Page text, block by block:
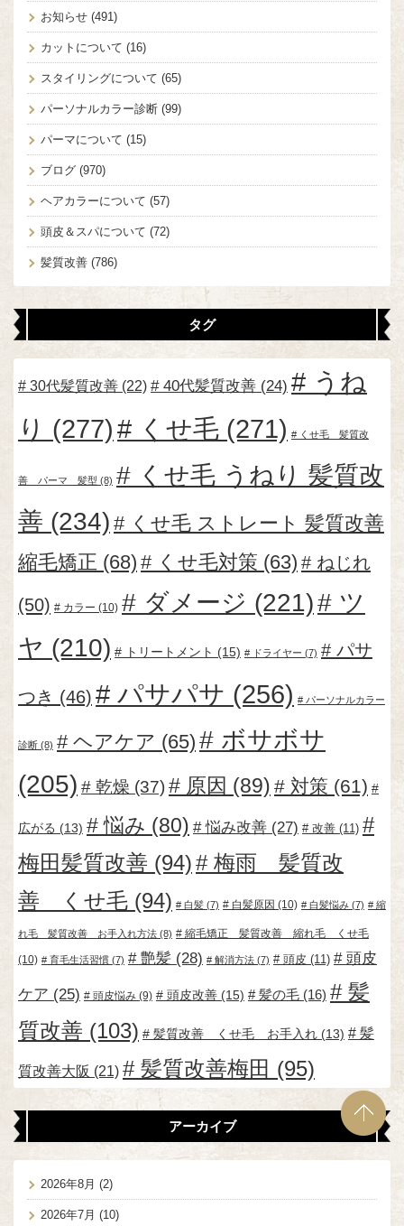
お知らせ (491)
カットについて (16)
スタイリングについて (65)
パーソナルカラー診断 (99)
パーマについて (15)
ブログ (970)
ヘアカラーについて (57)
頭皮＆スパについて (72)
髪質改善 (786)
タグ
30代髪質改善 (22) 40代髪質改善 (24)
うね
り (277) くせ毛 (271) くせ毛 髪質改
善 パーマ 髪型 (8)
くせ毛 うねり 髪質改
善 (234)
くせ毛 ストレート 髪質改善
縮毛矯正 (68) くせ毛対策 (63) ねじれ
(50) カラー (10) ダメージ (221)
ツ
ヤ (210) トリートメント (15) ドライヤー (7) パサ
つき (46) パサパサ (256) パーソナルカラー
診断 (8) ヘアケア (65)
ボサボサ
(205)
乾燥 (37) 原因 (89) 対策 (61)
広がる (13) 悩み (80) 悩み改善 (27) 改善 (11)
梅田髪質改善 (94)
梅雨 髪質改
善 くせ毛 (94) 白髪 (7) 白髪原因 (10) 白髪悩み (7) 縮
れ毛 髪質改善 お手入れ方法 (8) 縮毛矯正 髪質改善 縮れ毛 くせ毛
(10) 育毛生活習慣 (7) 艶髪 (28) 解消方法 (7) 頭皮 (11) 頭皮
ケア (25) 頭皮悩み (9) 頭皮改善 (15) 髪の毛 (16)
髪
質改善 (103) 髪質改善 くせ毛 お手入れ (13) 髪
質改善大阪 (21) 髪質改善梅田 (95)
アーカイブ
2026年8月 (2)
2026年7月 (10)